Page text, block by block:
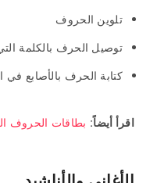
تلوين الحروف
توصيل الحرف بالكلمة
كتابة الحرف بالأصابع في
اقرأ أيضاً: بطاقات الحروف